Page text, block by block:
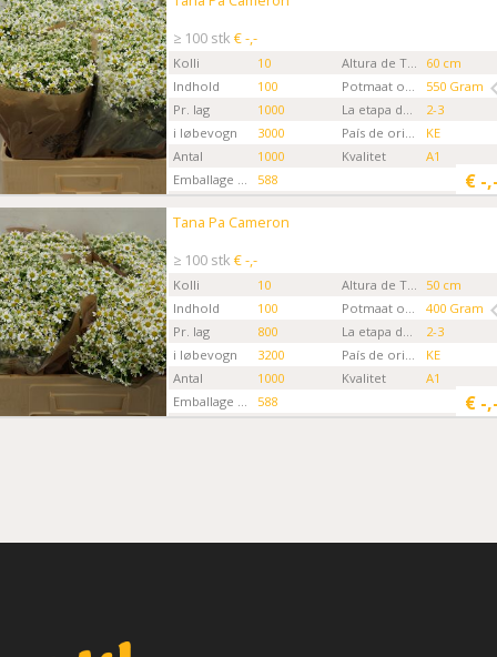
≥ 100 stk € -,-
Kolli 10 Altura de Tallo
60 cm
Indhold
100
550 Gram
Pr. lag
1000
2-3
i løbevogn
3000
KE
Antal
1000 Kvalitet
A1
588
€ -
Tana Pa Cameron
Kies eerst een ordertype.
Tana Pa Cameron
≥ 100 stk € -,-
Kolli 10 Altura de Tallo
50 cm
Indhold
100
400 Gram
Pr. lag
800
2-3
i løbevogn
3200
KE
Antal
1000 Kvalitet
A1
588
€ -
Tana Pa Cameron
Kies eerst een ordertype.